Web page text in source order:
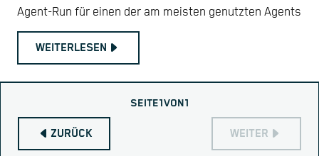
Agent-Run für einen der am meisten genutzten Agents
WEITERLESEN
ZURÜCK
SEITE1VON1
WEITER